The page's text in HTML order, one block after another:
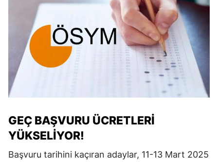
GEÇ BAŞVURU ÜCRETLERI
YÜKSELIYOR!
Başvuru tarihini kaçıran adaylar, 11-13 Mart 2025